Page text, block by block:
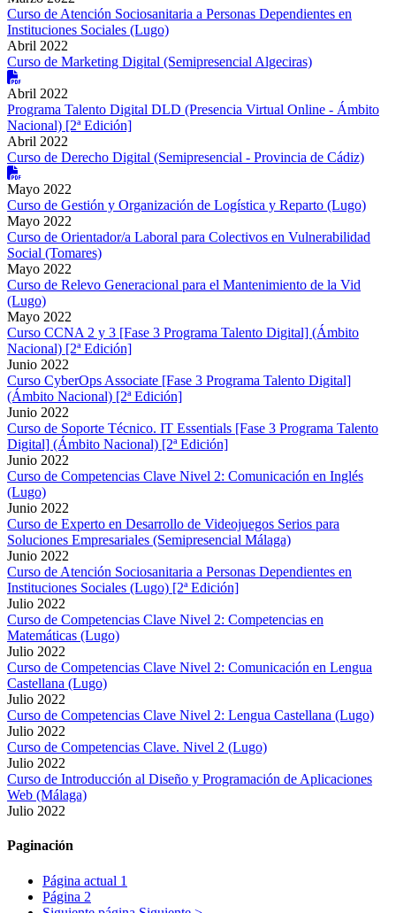
Curso de Atención Sociosanitaria a Personas Dependientes en
Instituciones Sociales (Lugo)
Abril 2022
Curso de Marketing Digital (Semipresencial Algeciras)
Abril 2022
Programa Talento Digital DLD (Presencia Virtual Online - Ámbito
Nacional) [2ª Edición]
Abril 2022
Curso de Derecho Digital (Semipresencial - Provincia de Cádiz)
Mayo 2022
Curso de Gestión y Organización de Logística y Reparto (Lugo)
Mayo 2022
Curso de Orientador/a Laboral para Colectivos en Vulnerabilidad
Social (Tomares)
Mayo 2022
Curso de Relevo Generacional para el Mantenimiento de la Vid
(Lugo)
Mayo 2022
Curso CCNA 2 y 3 [Fase 3 Programa Talento Digital] (Ámbito
Nacional) [2ª Edición]
Junio 2022
Curso CyberOps Associate [Fase 3 Programa Talento Digital]
(Ámbito Nacional) [2ª Edición]
Junio 2022
Curso de Soporte Técnico. IT Essentials [Fase 3 Programa Talento
Digital] (Ámbito Nacional) [2ª Edición]
Junio 2022
Curso de Competencias Clave Nivel 2: Comunicación en Inglés
(Lugo)
Junio 2022
Curso de Experto en Desarrollo de Videojuegos Serios para
Soluciones Empresariales (Semipresencial Málaga)
Junio 2022
Curso de Atención Sociosanitaria a Personas Dependientes en
Instituciones Sociales (Lugo) [2ª Edición]
Julio 2022
Curso de Competencias Clave Nivel 2: Competencias en
Matemáticas (Lugo)
Julio 2022
Curso de Competencias Clave Nivel 2: Comunicación en Lengua
Castellana (Lugo)
Julio 2022
Curso de Competencias Clave Nivel 2: Lengua Castellana (Lugo)
Julio 2022
Curso de Competencias Clave. Nivel 2 (Lugo)
Julio 2022
Curso de Introducción al Diseño y Programación de Aplicaciones
Web (Málaga)
Julio 2022
Paginación
Página actual 1
Página 2